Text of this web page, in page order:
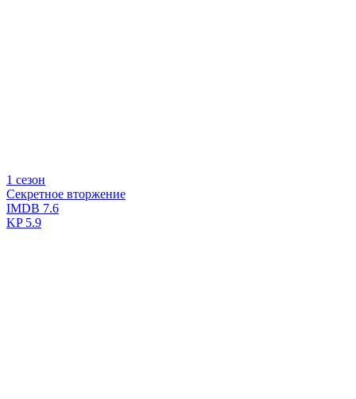
1 сезон
Секретное вторжение
IMDB 7.6
KP5.9